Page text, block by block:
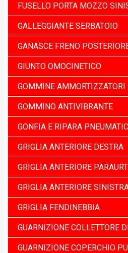
FUSELLO PORTA MOZZO
GALLEGGIANTE SERBATOIO
GANASCE FRENO
GIUNTO OMOCINETICO
GOMMINE AMMORTIZZATORI
GOMMINO ANTIVIBRANTE
GONFIA E RIPARA
GRIGLIA ANTERIORE DESTRA
GRIGLIA ANTERIORE
GRIGLIA ANTERIORE
GRIGLIA FENDINEBBIA
GUARNIZIONE COLLETTORE
GUARNIZIONE COPERCHIO